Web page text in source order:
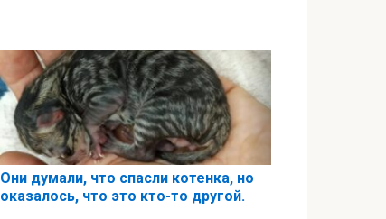
Они думали, что спасли котенка, но
оказалось, что это кто-то другой.